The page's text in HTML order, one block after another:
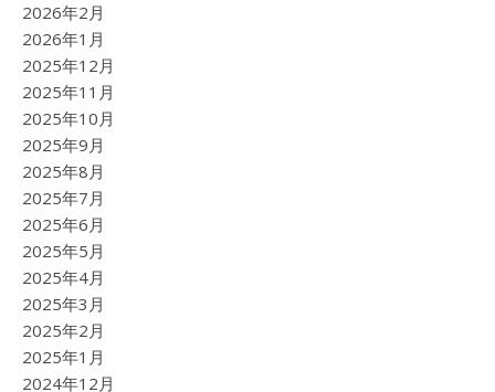
2026年2月
2026年1月
2025年12月
2025年11月
2025年10月
2025年9月
2025年8月
2025年7月
2025年6月
2025年5月
2025年4月
2025年3月
2025年2月
2025年1月
2024年12月